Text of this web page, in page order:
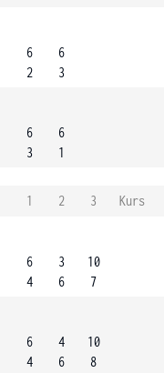
6
2
6
3
6
3
6
1
1 2 3
Kurs
6
4
3
6
10
7
6
4
4
6
10
8